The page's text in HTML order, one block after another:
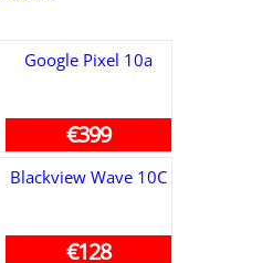
Google Pixel 10a
€399
Blackview Wave 10C
€128